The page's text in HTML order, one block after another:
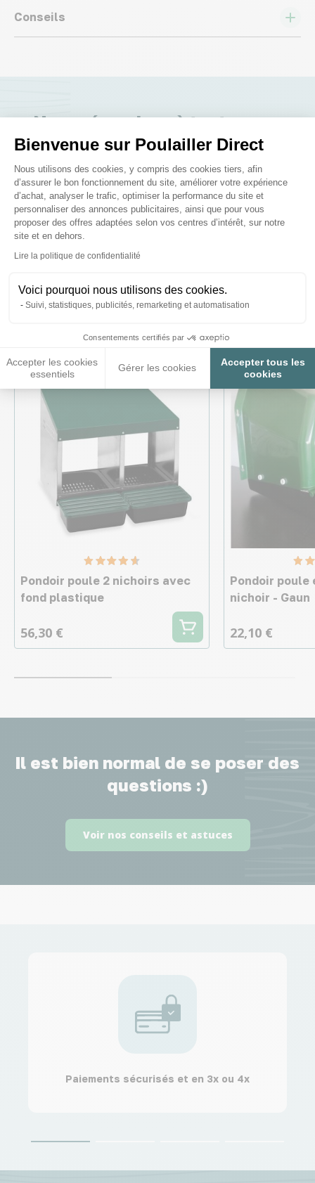
Bienvenue sur Poulailler Direct
Plateforme de Gestion du
Nous utilisons des cookies, y compris des cookies tiers, afin
d’assurer le bon fonctionnement du site, améliorer votre expérience
d’achat, analyser le trafic, optimiser la performance du site et
personnaliser des annonces publicitaires, ainsi que pour vous
proposer des offres adaptées selon vos centres d’intérêt, sur notre
site et en dehors.
Lire la politique de confidentialité
Voici pourquoi nous utilisons des cookies.
Suivi, statistiques, publicités, remarketing et automatisation
Consentements certifiés par
Accepter les cookies
essentiels
Gérer les cookies
Accepter tous les
cookies
Axeptio consent
Conseils
Nous répondons à toutes vos
questions ;)
Posez-nous vos questions
Ces produits peuvent vous
intéresser
Pondoir poule 2 nichoirs avec
fond plastique
56,30 €
Pondoir poule
nichoir - Gaun
22,10 €
Il est bien normal de se poser des
questions :)
Voir nos conseils et astuces
Paiements sécurisés et en 3x ou 4x